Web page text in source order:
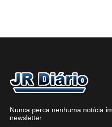
Nunca perca nenhuma notícia
newsletter